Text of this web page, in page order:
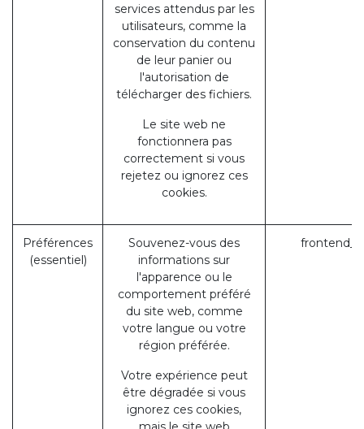
services attendus par les
utilisateurs, comme la
conservation du contenu
de leur panier ou
l'autorisation de
télécharger des fichiers.
Le site web ne
fonctionnera pas
correctement si vous
rejetez ou ignorez ces
cookies.
Préférences
(essentiel)
Souvenez-vous des
informations sur
l'apparence ou le
comportement préféré
du site web, comme
votre langue ou votre
région préférée.
Votre expérience peut
être dégradée si vous
ignorez ces cookies,